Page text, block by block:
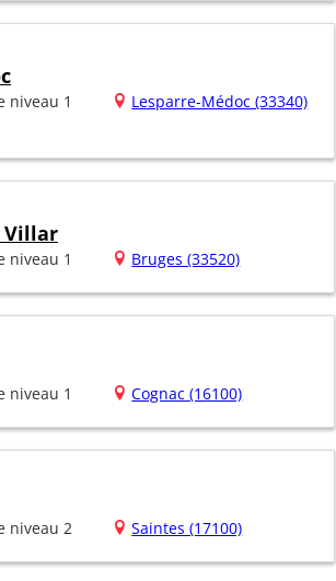
niveau 1 Lesparre-Médoc (33340)
Villar
niveau 1 Bruges (33520)
niveau 1 Cognac (16100)
niveau 2 Saintes (17100)